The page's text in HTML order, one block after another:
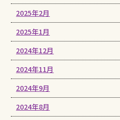
2025年2月
2025年1月
2024年12月
2024年11月
2024年9月
2024年8月